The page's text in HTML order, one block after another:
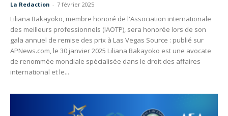
La Redaction - 7 février 2025
Liliana Bakayoko, membre honoré de l'Association internationale
des meilleurs professionnels (IAOTP), sera honorée lors de son
gala annuel de remise des prix à Las Vegas Source : publié sur
APNews.com, le 30 janvier 2025 Liliana Bakayoko est une avocate
de renommée mondiale spécialisée dans le droit des affaires
international et le...